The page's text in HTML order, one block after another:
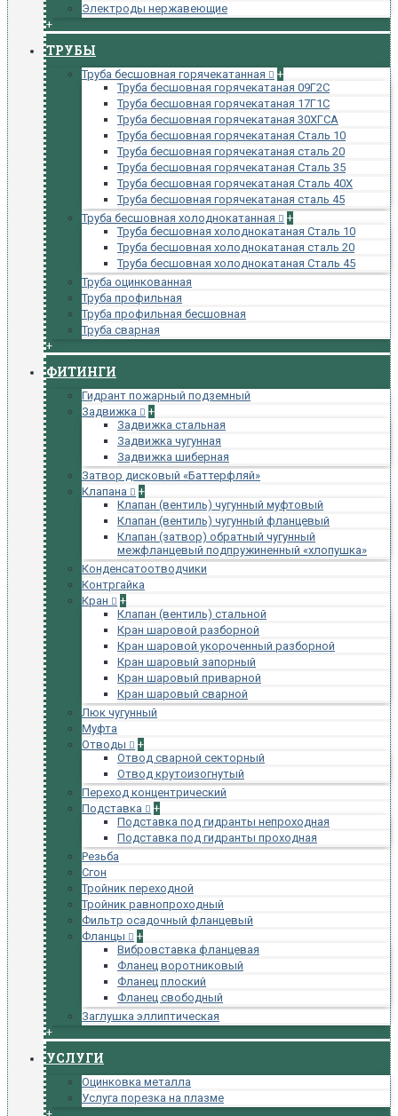
Электроды нержавеющие
+
ТРУБЫ
Труба бесшовная горячекатанная
+
Труба бесшовная горячекатаная 09Г2С
Труба бесшовная горячекатаная 17Г1С
Труба бесшовная горячекатаная 30ХГСА
Труба бесшовная горячекатаная Сталь 10
Труба бесшовная горячекатаная сталь 20
Труба бесшовная горячекатаная Сталь 35
Труба бесшовная горячекатаная Сталь 40Х
Труба бесшовная горячекатаная сталь 45
Труба бесшовная холоднокатанная
+
Труба бесшовная холоднокатаная Сталь 10
Труба бесшовная холоднокатаная сталь 20
Труба бесшовная холоднокатаная Сталь 45
Труба оцинкованная
Труба профильная
Труба профильная бесшовная
Труба сварная
+
ФИТИНГИ
Гидрант пожарный подземный
Задвижка
+
Задвижка стальная
Задвижка чугунная
Задвижка шиберная
Затвор дисковый «Баттерфляй»
Клапана
+
Клапан (вентиль) чугунный муфтовый
Клапан (вентиль) чугунный фланцевый
Клапан (затвор) обратный чугунный
межфланцевый подпружиненный «хлопушка»
Конденсатоотводчики
Контргайка
Кран
+
Клапан (вентиль) стальной
Кран шаровой разборной
Кран шаровой укороченный разборной
Кран шаровый запорный
Кран шаровый приварной
Кран шаровый сварной
Люк чугунный
Муфта
Отводы
+
Отвод сварной секторный
Отвод крутоизогнутый
Переход концентрический
Подставка
+
Подставка под гидранты непроходная
Подставка под гидранты проходная
Резьба
Сгон
Тройник переходной
Тройник равнопроходный
Фильтр осадочный фланцевый
Фланцы
+
Вибровставка фланцевая
Фланец воротниковый
Фланец плоский
Фланец свободный
Заглушка эллиптическая
+
УСЛУГИ
Оцинковка металла
Услуга порезка на плазме